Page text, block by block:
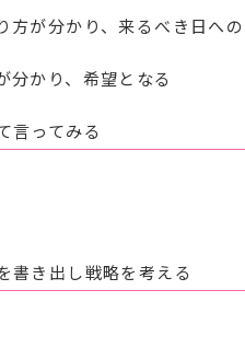
が分かり、来るべき日への
かり、希望となる
言ってみる
書き出し戦略を考える